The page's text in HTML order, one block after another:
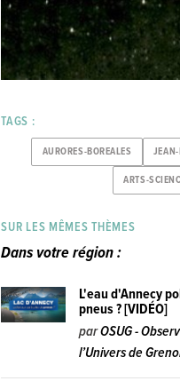
TAGS :
AURORES-BOREALES
ARTS-
SUR LES MÊMES THÈMES
Dans votre région :
L'eau d'Annecy
pneus ? [VIDÉO]
parOSUG -
l’Univers de